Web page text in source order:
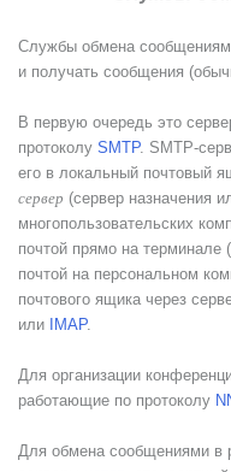
Службы обмена
и получать сообщения
В первую очередь это
протоколу SMTP. SMTP-
его в локальный почтовый
сервер (сервер назначения
многопользовательских
почтой прямо на
почтой на персональном
почтового ящика через
или
IMAP.
Для организации
работающие по протоколу
Для обмена сообщениями в